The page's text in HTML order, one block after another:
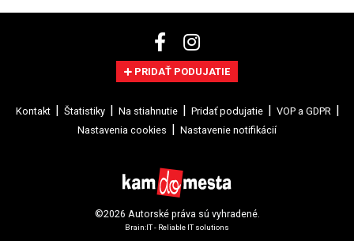
PRIDAŤ PODUJATIE
Kontakt Štatistiky Na stiahnutie Pridať podujatie
VOP a GDPR
Nastavenia cookies
Nastavenie notifikácií
©2026 Autorské práva sú vyhradené.
Brain:IT - Reliable IT solutions